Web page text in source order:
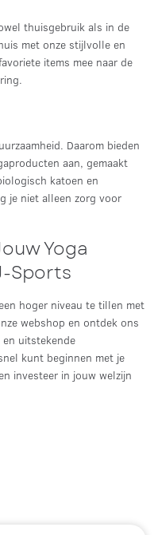
thuisgebruik als in de
met onze stijlvolle en
items mee naar de
Daarom bieden
aan, gemaakt
katoen en
je niet alleen zorg voor
Yoga
Sports
hoger niveau te tillen met
webshop en ontdek ons
uitstekende
kunt beginnen met je
investeer in jouw welzijn